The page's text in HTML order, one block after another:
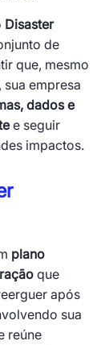
Disaster
de
que, mesmo
empresa
dados e
e seguir
impactos.
plano
que
após
sua
reúne